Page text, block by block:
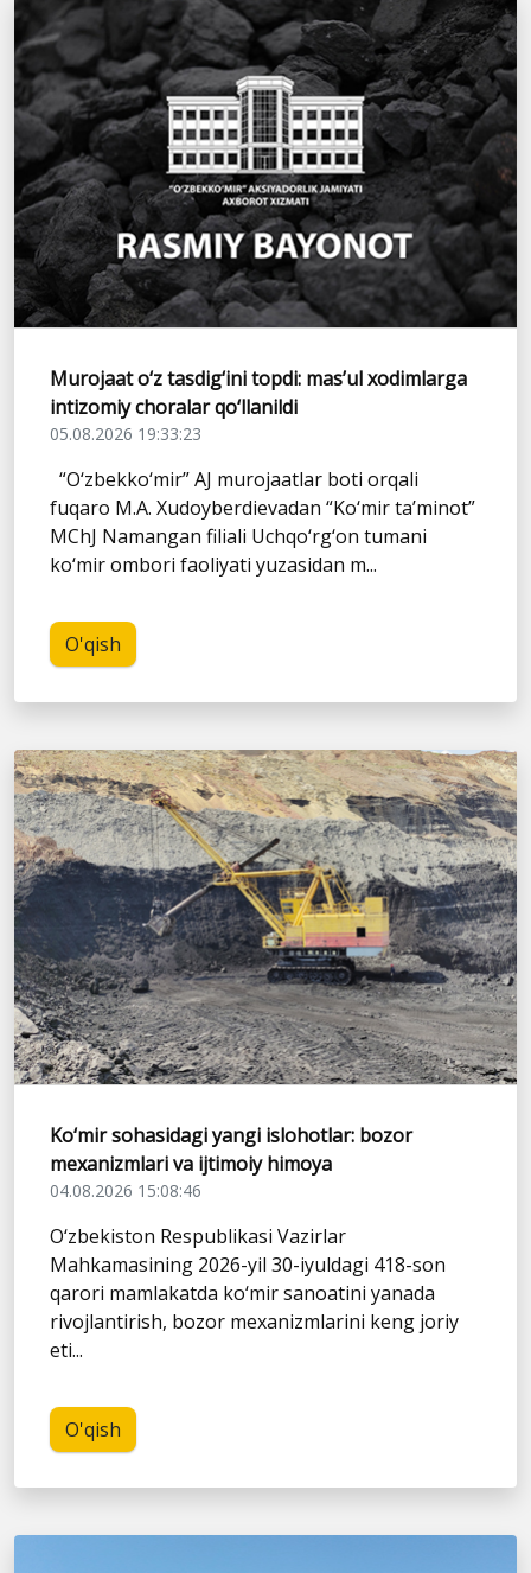
Murojaat o‘z tasdig‘ini topdi: mas’ul xodimlarga
intizomiy choralar qo‘llanildi
05.08.2026 19:33:23
“O‘zbekko‘mir” AJ murojaatlar boti orqali
fuqaro M.A. Xudoyberdievadan “Ko‘mir ta’minot”
MChJ Namangan filiali Uchqo‘rg‘on tumani
ko‘mir ombori faoliyati yuzasidan m...
O'qish
Ko‘mir sohasidagi yangi islohotlar: bozor
mexanizmlari va ijtimoiy himoya
04.08.2026 15:08:46
O‘zbekiston Respublikasi Vazirlar
Mahkamasining 2026-yil 30-iyuldagi 418-son
qarori mamlakatda ko‘mir sanoatini yanada
rivojlantirish, bozor mexanizmlarini keng joriy
eti...
O'qish